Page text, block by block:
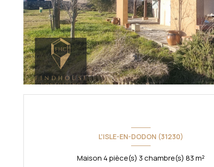
L'ISLE-EN-DODON (31230)
Maison 4 pièce(s) 3 chambre(s) 83 m²